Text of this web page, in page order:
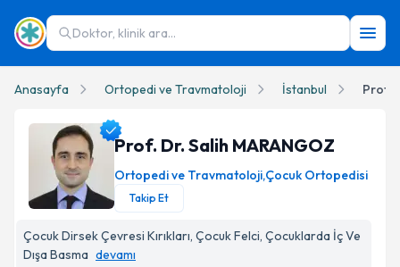
Doktor, klinik ara...
Anasayfa Ortopedi ve Travmatoloji İstanbul Prof.
Prof. Dr. Salih MARANGOZ
Ortopedi ve Travmatoloji,Çocuk Ortopedisi
Takip Et
Çocuk Dirsek Çevresi Kırıkları, Çocuk Felci, Çocuklarda İç Ve
Dışa Basma devamı